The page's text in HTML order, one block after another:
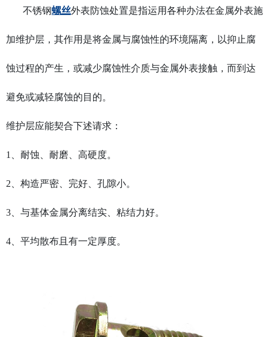
不锈钢螺丝外表防蚀处置是指运用各种办法在金属外表施
加维护层，其作用是将金属与腐蚀性的环境隔离，以抑止腐
蚀过程的产生，或减少腐蚀性介质与金属外表接触，而到达
避免或减轻腐蚀的目的。
维护层应能契合下述请求：
1、耐蚀、耐磨、高硬度。
2、构造严密、完好、孔隙小。
3、与基体金属分离结实、粘结力好。
4、平均散布且有一定厚度。